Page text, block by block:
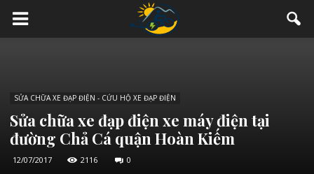
SỬA CHỮA XE ĐẠP ĐIỆN - CỨU HỘ XE ĐẠP ĐIỆN
Sửa chữa xe đạp điện xe máy điện tại
đường Chả Cá quận Hoàn Kiếm
12/07/2017 2116 0